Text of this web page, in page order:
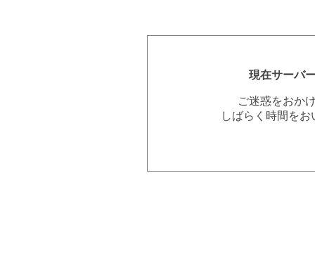
現在サーバ
ご迷惑をおか
しばらく時間を